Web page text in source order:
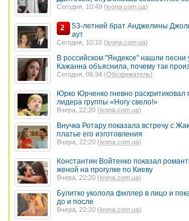
Сегодня, 10:49 (ivona.com.ua)
2
53-летний брат Анджелины
аут
Сегодня, 10:10 (ivona.com.ua)
В российском "Яндексе" нашли песни
Кажанна объяснила, почему так
Сегодня, 09:34 (Обозреватель)
Юрко Юрченко гневно раскритиковал
лидера группы «Ногу свело!»
Вчера, 22:20 (ivona.com.ua)
Внучка Ротару показала встречу с
платье его изготовления
Вчера, 22:20 (ivona.com.ua)
Константин Войтенко показал
женой на прогулке по Киеву
Вчера, 22:20 (ivona.com.ua)
Булитко уколола филлер в лицо и
до и после
Вчера, 22:20 (ivona.com.ua)